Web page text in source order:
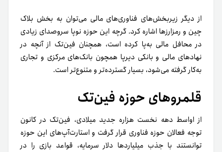
از دیگر زیربخش‌های فناوری‌های مالی می‌توان به بخش بلاک
چین و رمزارزها اشاره کرد. گرچه این حوزه نوپا سروصدای زیادی
در محافل مالی به‌پا کرده است، همچنان فین‌تک از آنچه در
نهادهای مالی و بانکی دیرپا همچون بانک‌های مرکزی و تجاری
به‌کار گرفته می‌شود، بسیار گسترده‌تر و متنوع‌تر است.
قلمروهای حوزه فین‌تک
از اواسط دهه نخست هزاره جدید میلادی، فین‌تک در کانون
توجه فعالان حوزه فناوری قرار گرفت و استارت‌آپ‌های این حوزه
توانستند با جذب میلیاردها دلار سرمایه، قواعد بازی را در